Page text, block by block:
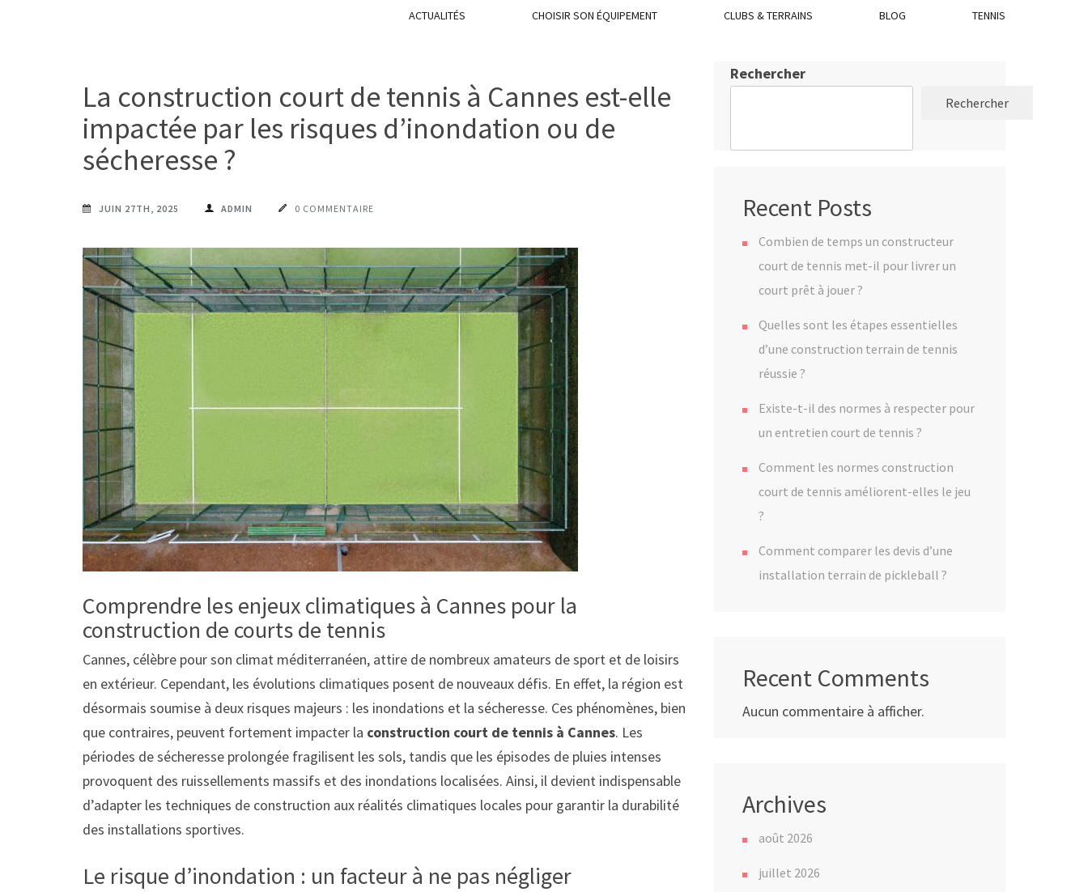
ACTUALITÉS CHOISIR SON ÉQUIPEMENT CLUBS & TERRAINS BLOG TENNIS
La construction court de tennis à Cannes est-elle
impactée par les risques d’inondation ou de
sécheresse ?
JUIN 27TH, 2025 ADMIN 0 COMMENTAIRE
Comprendre les enjeux climatiques à Cannes pour la
construction de courts de tennis
Cannes, célèbre pour son climat méditerranéen, attire de nombreux amateurs de sport et de loisirs
en extérieur. Cependant, les évolutions climatiques posent de nouveaux défis. En effet, la région est
désormais soumise à deux risques majeurs : les inondations et la sécheresse. Ces phénomènes, bien
que contraires, peuvent fortement impacter la construction court de tennis à Cannes. Les
périodes de sécheresse prolongée fragilisent les sols, tandis que les épisodes de pluies intenses
provoquent des ruissellements massifs et des inondations localisées. Ainsi, il devient indispensable
d’adapter les techniques de construction aux réalités climatiques locales pour garantir la durabilité
des installations sportives.
Le risque d’inondation : un facteur à ne pas négliger
Rechercher
Rechercher
Recent Posts
Combien de temps un constructeur
court de tennis met-il pour livrer un
court prêt à jouer ?
Quelles sont les étapes essentielles
d’une construction terrain de tennis
réussie ?
Existe-t-il des normes à respecter pour
un entretien court de tennis ?
Comment les normes construction
court de tennis améliorent-elles le jeu
?
Comment comparer les devis d’une
installation terrain de pickleball ?
Recent Comments
Aucun commentaire à afficher.
Archives
août 2026
juillet 2026